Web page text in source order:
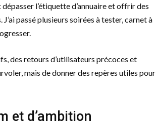
l’étiquette d’annuaire et offrir des
passé plusieurs soirées à tester, carnet à
des retours d’utilisateurs précoces et
mais de donner des repères utiles pour
et d’ambition